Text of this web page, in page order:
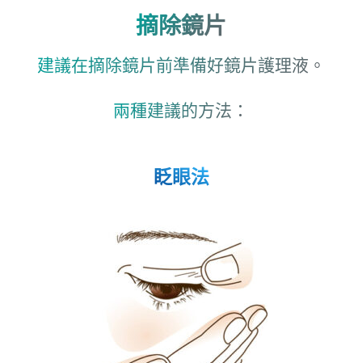
摘除鏡片
建議在摘除鏡片前準備好鏡片護理液。
兩種建議的方法：
眨眼法